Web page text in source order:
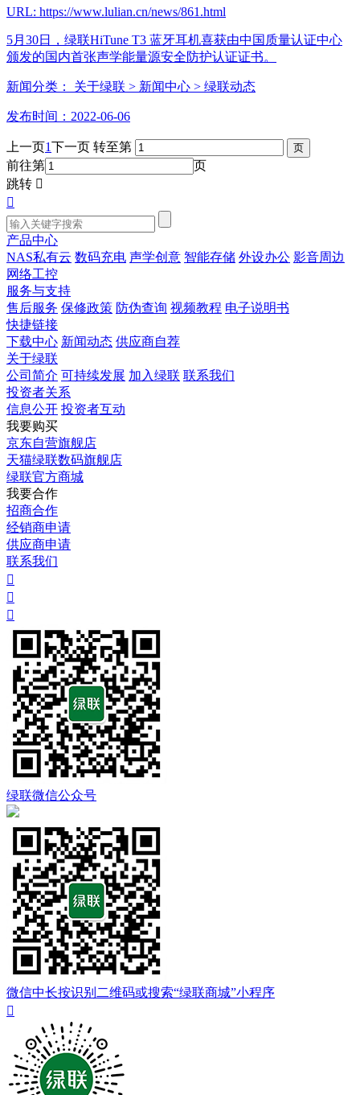
URL: https://www.lulian.cn/news/861.html
5月30日，绿联HiTune T3 蓝牙耳机喜获由中国质量认证中心
颁发的国内首张声学能量源安全防护认证证书。
新闻分类： 关于绿联 > 新闻中心 > 绿联动态
发布时间：2022-06-06
上一页1下一页 转至第
前往第
页
跳转 

产品中心
NAS私有云 数码充电 声学创意 智能存储 外设办公 影音周边
网络工控
服务与支持
售后服务 保修政策 防伪查询 视频教程 电子说明书
快捷链接
下载中心 新闻动态 供应商自荐
关于绿联
公司简介 可持续发展 加入绿联 联系我们
投资者关系
信息公开 投资者互动
我要购买
京东自营旗舰店
天猫绿联数码旗舰店
绿联官方商城
我要合作
招商合作
经销商申请
供应商申请
联系我们



绿联微信公众号
微信中长按识别二维码或搜索“绿联商城”小程序
